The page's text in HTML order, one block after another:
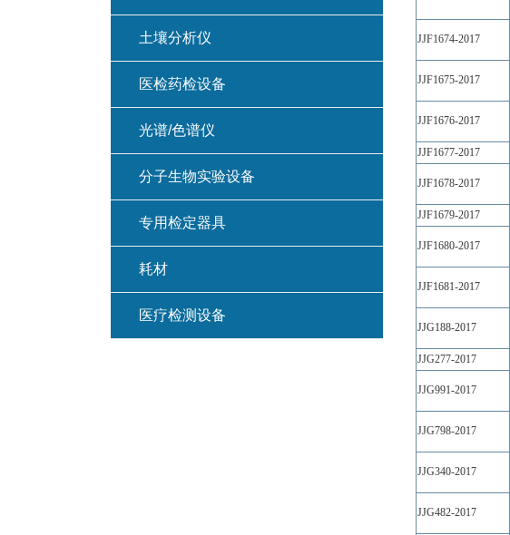
JJF1674-2017
JJF1675-2017
JJF1676-2017
JJF1677-2017
JJF1678-2017
JJF1679-2017
JJF1680-2017
JJF1681-2017
JJG188-2017
JJG277-2017
JJG991-2017
JJG798-2017
JJG340-2017
JJG482-2017
土壤分析仪
医检药检设备
光谱/色谱仪
分子生物实验设备
专用检定器具
耗材
医疗检测设备